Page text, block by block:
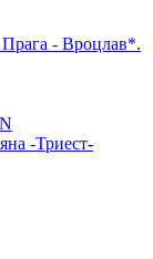
- Вроцлав*.
-Триест-